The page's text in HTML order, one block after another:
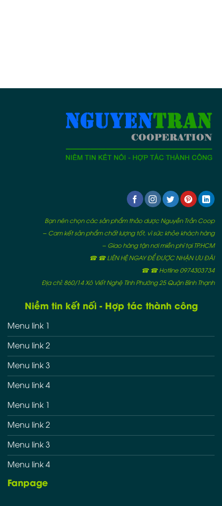
Bạn nên chọn các sản phẩm thảo dược Nguyễn Trần Coop
– Cam kết sản phẩm chất lượng tốt, vì sức khỏe khách hàng
– Giao hàng tận nơi miễn phí tại TP.HCM
☎ ☎ LIÊN HỆ NGAY ĐỂ ĐƯỢC NHẬN ƯU ĐÃI
☎ ☎ Hotline 0974303734
Địa chỉ: 860/14 Xô Viết Nghệ Tĩnh Phường 25 Quận Bình Thạnh
Niềm tin kết nối - Hợp tác thành công
Menu link 1
Menu link 2
Menu link 3
Menu link 4
Menu link 1
Menu link 2
Menu link 3
Menu link 4
Fanpage